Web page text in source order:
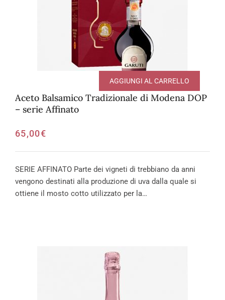
Aceto Balsamico Tradizionale di Modena DOP
– serie Affinato
65,00€
AGGIUNGI AL CARRELLO
SERIE AFFINATO Parte dei vigneti di trebbiano da anni
vengono destinati alla produzione di uva dalla quale si
ottiene il mosto cotto utilizzato per la…